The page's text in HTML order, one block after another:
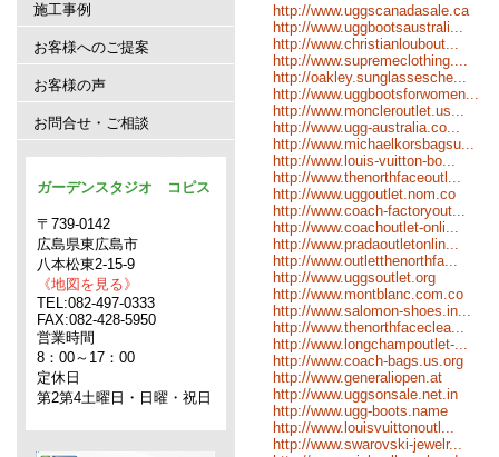
http://www.uggscanadasale.ca
http://www.uggbootsaustrali...
http://www.christianloubout...
http://www.supremeclothing....
http://oakley.sunglassesche...
http://www.uggbootsforwomen...
http://www.moncleroutlet.us...
http://www.ugg-australia.co...
http://www.michaelkorsbagsu...
http://www.louis-vuitton-bo...
http://www.thenorthfaceoutl...
http://www.uggoutlet.nom.co
http://www.coach-factoryout...
http://www.coachoutlet-onli...
http://www.pradaoutletonlin...
http://www.outletthenorthfa...
http://www.uggsoutlet.org
http://www.montblanc.com.co
http://www.salomon-shoes.in...
http://www.thenorthfaceclea...
http://www.longchampoutlet-...
http://www.coach-bags.us.org
http://www.generaliopen.at
http://www.uggsonsale.net.in
http://www.ugg-boots.name
http://www.louisvuittonoutl...
http://www.swarovski-jewelr...
施工事例
お客様へのご提案
お客様の声
お問合せ・ご相談
ガーデンスタジオ コピス
〒739-0142
広島県東広島市
八本松東2-15-9
《地図を見る》
TEL:082-497-0333
FAX:082-428-5950
営業時間
8：00～17：00
定休日
第2第4土曜日・日曜・祝日